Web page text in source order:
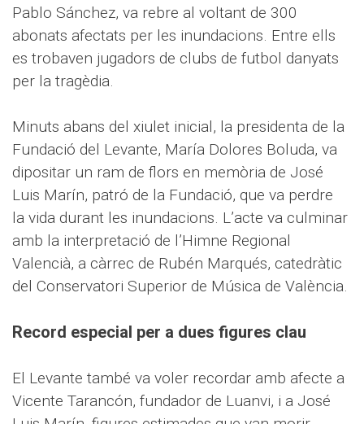
Pablo Sánchez, va rebre al voltant de 300
abonats afectats per les inundacions. Entre ells
es trobaven jugadors de clubs de futbol danyats
per la tragèdia.
Minuts abans del xiulet inicial, la presidenta de la
Fundació del Levante, María Dolores Boluda, va
dipositar un ram de flors en memòria de José
Luis Marín, patró de la Fundació, que va perdre
la vida durant les inundacions. L’acte va culminar
amb la interpretació de l’Himne Regional
Valencià, a càrrec de Rubén Marqués, catedràtic
del Conservatori Superior de Música de València.
Record especial per a dues figures clau
El Levante també va voler recordar amb afecte a
Vicente Tarancón, fundador de Luanvi, i a José